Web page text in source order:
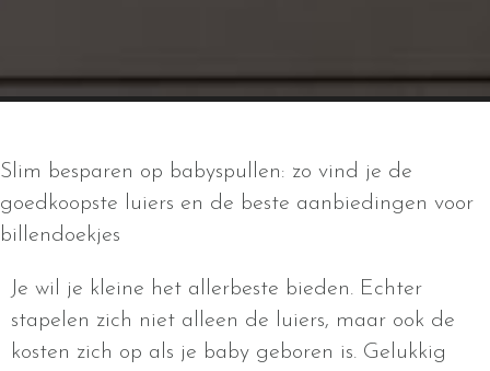
Slim besparen op babyspullen: zo vind je de
goedkoopste luiers en de beste aanbiedingen voor
billendoekjes
Je wil je kleine het allerbeste bieden. Echter
stapelen zich niet alleen de luiers, maar ook de
kosten zich op als je baby geboren is. Gelukkig